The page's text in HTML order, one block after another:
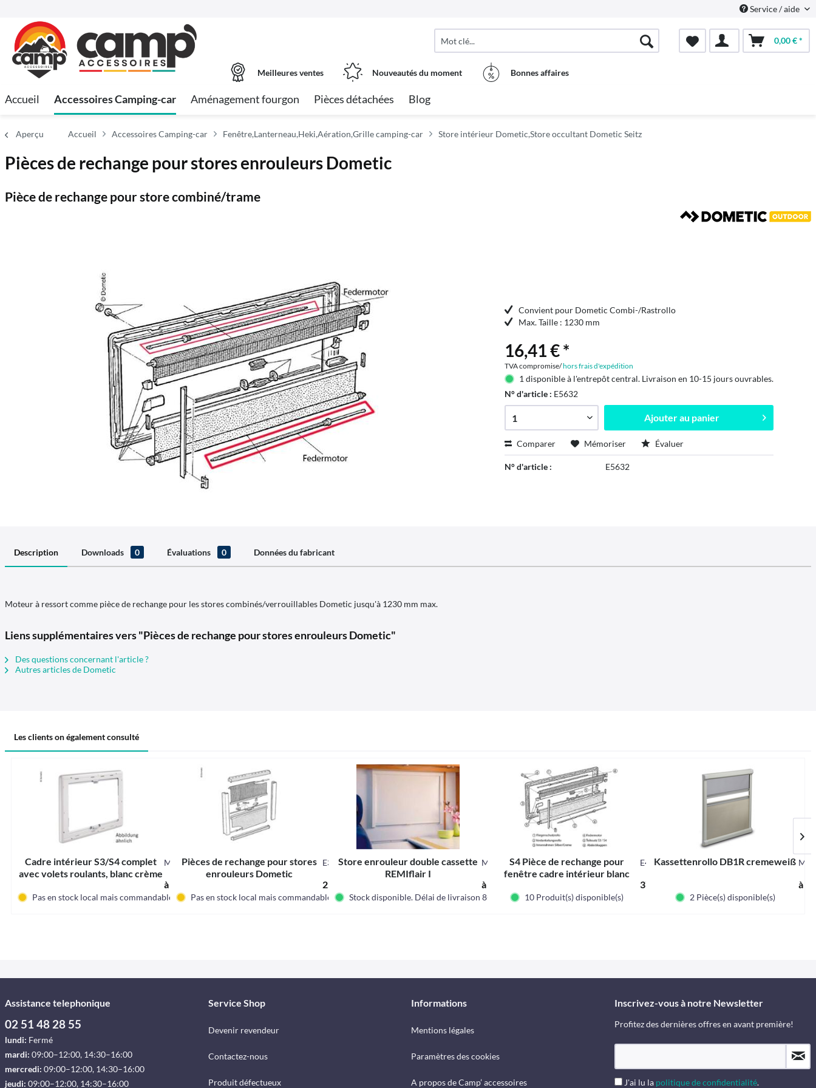
Service / aide
0,00 € *
Meilleures ventes Nouveautés du moment Bonnes affaires
Accueil Accessoires Camping-car Aménagement fourgon Pièces détachées Blog
Aperçu Accueil Accessoires Camping-car Fenêtre,Lanterneau,Heki,Aération,Grille camping-car Store intérieur Dometic,Store occultant Dometic Seitz
Pièces de rechange pour stores enrouleurs Dometic
Pièce de rechange pour store combiné/trame
Convient pour Dometic Combi-/Rastrollo
Max. Taille : 1230 mm
16,41 € *
TVA compromise/hors frais d'expédition
1 disponible à l'entrepôt central. Livraison en 10-15 jours ouvrables.
N° d'article : E5632
Ajouter au panier
Comparer Mémoriser Évaluer
N° d'article : E5632
Description Downloads 0 Évaluations 0 Données du fabricant
Moteur à ressort comme pièce de rechange pour les stores combinés/verrouillables Dometic jusqu'à 1230 mm max.
Liens supplémentaires vers "Pièces de rechange pour stores enrouleurs Dometic"
Des questions concernant l'article ?
Autres articles de Dometic
Les clients on également consulté
Cadre intérieur S3/S4 complet
avec volets roulants, blanc crème
ME5660
à partir de 193,74 € *
Pas en stock local mais commandable.
Pièces de rechange pour stores
enrouleurs Dometic
E3813
25,35 € *
Pas en stock local mais commandable.
Store enrouleur double cassette
REMIflair I
M37050
à partir de 91,00 € *
Stock disponible. Délai de livraison 8-12 jours
S4 Pièce de rechange pour
fenêtre cadre intérieur blanc
E4001
376,14 € *
10 Produit(s) disponible(s)
Kassettenrollo DB1R cremeweiß
à
2 Pièce(s) disponible(s)
Assistance telephonique
02 51 48 28 55
lundi: Fermé
mardi: 09:00–12:00, 14:30–16:00
mercredi: 09:00–12:00, 14:30–16:00
jeudi: 09:00–12:00, 14:30–16:00
Service Shop
Devenir revendeur
Contactez-nous
Produit défectueux
Informations
Mentions légales
Paramètres des cookies
A propos de Camp’ accessoires
Inscrivez-vous à notre Newsletter
Profitez des dernières offres en avant première!
J'ai lu la politique de confidentialité.